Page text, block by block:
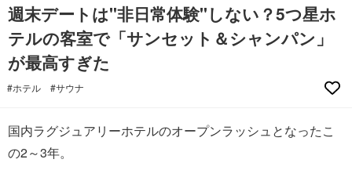
週末デートは"非日常体験"しない？5つ星ホ
テルの客室で「サンセット＆シャンパン」
が最高すぎた
#ホテル #サウナ
国内ラグジュアリーホテルのオープンラッシュとなったこ
の2～3年。